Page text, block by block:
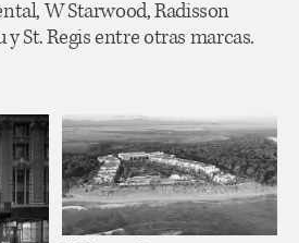
W Starwood, Radisson
St. Regis entre otras marcas.